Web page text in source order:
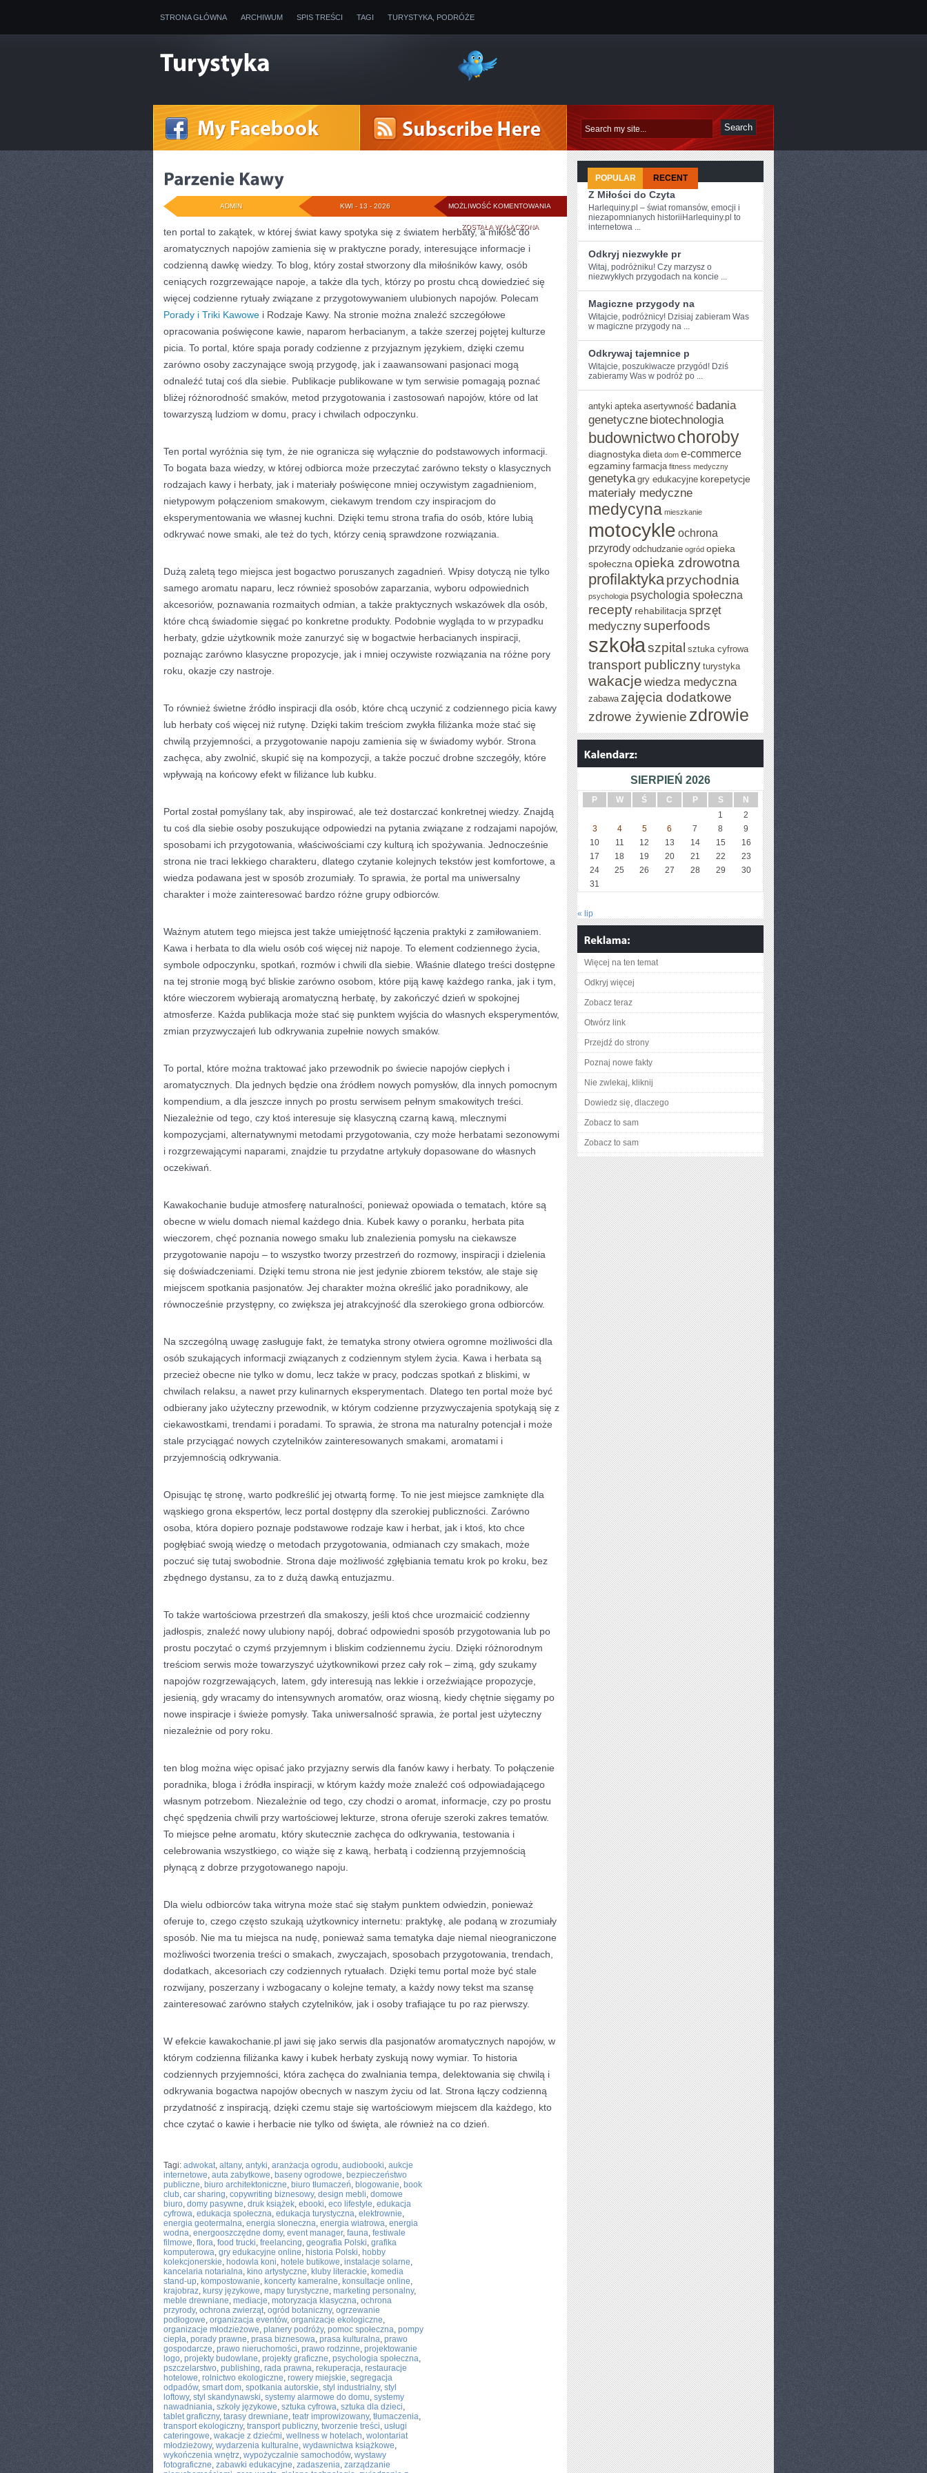
STRONA GŁÓWNA ARCHIWUM SPIS TREŚCI TAGI TURYSTYKA, PODRÓŻE
MOŻLIWOŚĆ KOMENTOWANIA PARZENIE
KAWY
ZOSTAŁA WYŁĄCZONA
KWI - 13 - 2026
ADMIN
ten portal to zakątek, w której świat kawy spotyka się z światem herbaty, a miłość do
aromatycznych napojów zamienia się w praktyczne porady, interesujące informacje i
codzienną dawkę wiedzy. To blog, który został stworzony dla miłośników kawy, osób
ceniących rozgrzewające napoje, a także dla tych, którzy po prostu chcą dowiedzieć się
więcej codzienne rytuały związane z przygotowywaniem ulubionych napojów. Polecam
Porady i Triki Kawowe i Rodzaje Kawy. Na stronie można znaleźć szczegółowe
opracowania poświęcone kawie, naparom herbacianym, a także szerzej pojętej kulturze
picia. To portal, które spaja porady codzienne z przyjaznym językiem, dzięki czemu
zarówno osoby zaczynające swoją przygodę, jak i zaawansowani pasjonaci mogą
odnaleźć tutaj coś dla siebie. Publikacje publikowane w tym serwisie pomagają poznać
bliżej różnorodność smaków, metod przygotowania i zastosowań napojów, które od lat
towarzyszą ludziom w domu, pracy i chwilach odpoczynku.
Ten portal wyróżnia się tym, że nie ogranicza się wyłącznie do podstawowych informacji.
To bogata baza wiedzy, w której odbiorca może przeczytać zarówno teksty o klasycznych
rodzajach kawy i herbaty, jak i materiały poświęcone mniej oczywistym zagadnieniom,
nietypowym połączeniom smakowym, ciekawym trendom czy inspiracjom do
eksperymentowania we własnej kuchni. Dzięki temu strona trafia do osób, które lubią
odkrywać nowe smaki, ale też do tych, którzy cenią sprawdzone rozwiązania.
Dużą zaletą tego miejsca jest bogactwo poruszanych zagadnień. Wpisy dotyczą nie tylko
samego aromatu naparu, lecz również sposobów zaparzania, wyboru odpowiednich
akcesoriów, poznawania rozmaitych odmian, a także praktycznych wskazówek dla osób,
które chcą świadomie sięgać po konkretne produkty. Podobnie wygląda to w przypadku
herbaty, gdzie użytkownik może zanurzyć się w bogactwie herbacianych inspiracji,
poznając zarówno klasyczne propozycje, jak i mniej oczywiste rozwiązania na różne pory
roku, okazje czy nastroje.
To również świetne źródło inspiracji dla osób, które chcą uczynić z codziennego picia kawy
lub herbaty coś więcej niż rutynę. Dzięki takim treściom zwykła filiżanka może stać się
chwilą przyjemności, a przygotowanie napoju zamienia się w świadomy wybór. Strona
zachęca, aby zwolnić, skupić się na kompozycji, a także poczuć drobne szczegóły, które
wpływają na końcowy efekt w filiżance lub kubku.
Portal został pomyślany tak, aby inspirować, ale też dostarczać konkretnej wiedzy. Znajdą
tu coś dla siebie osoby poszukujące odpowiedzi na pytania związane z rodzajami napojów,
sposobami ich przygotowania, właściwościami czy kulturą ich spożywania. Jednocześnie
strona nie traci lekkiego charakteru, dlatego czytanie kolejnych tekstów jest komfortowe, a
wiedza podawana jest w sposób zrozumiały. To sprawia, że portal ma uniwersalny
charakter i może zainteresować bardzo różne grupy odbiorców.
Ważnym atutem tego miejsca jest także umiejętność łączenia praktyki z zamiłowaniem.
Kawa i herbata to dla wielu osób coś więcej niż napoje. To element codziennego życia,
symbole odpoczynku, spotkań, rozmów i chwili dla siebie. Właśnie dlatego treści dostępne
na tej stronie mogą być bliskie zarówno osobom, które piją kawę każdego ranka, jak i tym,
które wieczorem wybierają aromatyczną herbatę, by zakończyć dzień w spokojnej
atmosferze. Każda publikacja może stać się punktem wyjścia do własnych eksperymentów,
zmian przyzwyczajeń lub odkrywania zupełnie nowych smaków.
To portal, które można traktować jako przewodnik po świecie napojów ciepłych i
aromatycznych. Dla jednych będzie ona źródłem nowych pomysłów, dla innych pomocnym
kompendium, a dla jeszcze innych po prostu serwisem pełnym smakowitych treści.
Niezależnie od tego, czy ktoś interesuje się klasyczną czarną kawą, mlecznymi
kompozycjami, alternatywnymi metodami przygotowania, czy może herbatami sezonowymi
i rozgrzewającymi naparami, znajdzie tu przydatne artykuły dopasowane do własnych
oczekiwań.
Kawakochanie buduje atmosferę naturalności, ponieważ opowiada o tematach, które są
obecne w wielu domach niemal każdego dnia. Kubek kawy o poranku, herbata pita
wieczorem, chęć poznania nowego smaku lub znalezienia pomysłu na ciekawsze
przygotowanie napoju – to wszystko tworzy przestrzeń do rozmowy, inspiracji i dzielenia
się doświadczeniami. Dzięki temu strona nie jest jedynie zbiorem tekstów, ale staje się
miejscem spotkania pasjonatów. Jej charakter można określić jako poradnikowy, ale
równocześnie przystępny, co zwiększa jej atrakcyjność dla szerokiego grona odbiorców.
Na szczególną uwagę zasługuje fakt, że tematyka strony otwiera ogromne możliwości dla
osób szukających informacji związanych z codziennym stylem życia. Kawa i herbata są
przecież obecne nie tylko w domu, lecz także w pracy, podczas spotkań z bliskimi, w
chwilach relaksu, a nawet przy kulinarnych eksperymentach. Dlatego ten portal może być
odbierany jako użyteczny przewodnik, w którym codzienne przyzwyczajenia spotykają się z
ciekawostkami, trendami i poradami. To sprawia, że strona ma naturalny potencjał i może
stale przyciągać nowych czytelników zainteresowanych smakami, aromatami i
przyjemnością odkrywania.
Opisując tę stronę, warto podkreślić jej otwartą formę. To nie jest miejsce zamknięte dla
wąskiego grona ekspertów, lecz portal dostępny dla szerokiej publiczności. Zarówno
osoba, która dopiero poznaje podstawowe rodzaje kaw i herbat, jak i ktoś, kto chce
pogłębiać swoją wiedzę o metodach przygotowania, odmianach czy smakach, może
poczuć się tutaj swobodnie. Strona daje możliwość zgłębiania tematu krok po kroku, bez
zbędnego dystansu, za to z dużą dawką entuzjazmu.
To także wartościowa przestrzeń dla smakoszy, jeśli ktoś chce urozmaicić codzienny
jadłospis, znaleźć nowy ulubiony napój, dobrać odpowiedni sposób przygotowania lub po
prostu poczytać o czymś przyjemnym i bliskim codziennemu życiu. Dzięki różnorodnym
treściom serwis może towarzyszyć użytkownikowi przez cały rok – zimą, gdy szukamy
napojów rozgrzewających, latem, gdy interesują nas lekkie i orzeźwiające propozycje,
jesienią, gdy wracamy do intensywnych aromatów, oraz wiosną, kiedy chętnie sięgamy po
nowe inspiracje i świeże pomysły. Taka uniwersalność sprawia, że portal jest użyteczny
niezależnie od pory roku.
ten blog można więc opisać jako przyjazny serwis dla fanów kawy i herbaty. To połączenie
poradnika, bloga i źródła inspiracji, w którym każdy może znaleźć coś odpowiadającego
własnym potrzebom. Niezależnie od tego, czy chodzi o aromat, informacje, czy po prostu
chęć spędzenia chwili przy wartościowej lekturze, strona oferuje szeroki zakres tematów.
To miejsce pełne aromatu, który skutecznie zachęca do odkrywania, testowania i
celebrowania wszystkiego, co wiąże się z kawą, herbatą i codzienną przyjemnością
płynącą z dobrze przygotowanego napoju.
Dla wielu odbiorców taka witryna może stać się stałym punktem odwiedzin, ponieważ
oferuje to, czego często szukają użytkownicy internetu: praktykę, ale podaną w zrozumiały
sposób. Nie ma tu miejsca na nudę, ponieważ sama tematyka daje niemal nieograniczone
możliwości tworzenia treści o smakach, zwyczajach, sposobach przygotowania, trendach,
dodatkach, akcesoriach czy codziennych rytuałach. Dzięki temu portal może być stale
rozwijany, poszerzany i wzbogacany o kolejne tematy, a każdy nowy tekst ma szansę
zainteresować zarówno stałych czytelników, jak i osoby trafiające tu po raz pierwszy.
W efekcie kawakochanie.pl jawi się jako serwis dla pasjonatów aromatycznych napojów, w
którym codzienna filiżanka kawy i kubek herbaty zyskują nowy wymiar. To historia
codziennych przyjemności, która zachęca do zwalniania tempa, delektowania się chwilą i
odkrywania bogactwa napojów obecnych w naszym życiu od lat. Strona łączy codzienną
przydatność z inspiracją, dzięki czemu staje się wartościowym miejscem dla każdego, kto
chce czytać o kawie i herbacie nie tylko od święta, ale również na co dzień.
Tagi: adwokat, altany, antyki, aranżacja ogrodu, audiobooki, aukcje
internetowe, auta zabytkowe, baseny ogrodowe, bezpieczeństwo
publiczne, biuro architektoniczne, biuro tłumaczeń, blogowanie, book
club, car sharing, copywriting biznesowy, design mebli, domowe
biuro, domy pasywne, druk książek, ebooki, eco lifestyle, edukacja
cyfrowa, edukacja społeczna, edukacja turystyczna, elektrownie,
energia geotermalna, energia słoneczna, energia wiatrowa, energia
wodna, energooszczędne domy, event manager, fauna, festiwale
filmowe, flora, food trucki, freelancing, geografia Polski, grafika
komputerowa, gry edukacyjne online, historia Polski, hobby
kolekcjonerskie, hodowla koni, hotele butikowe, instalacje solarne,
kancelaria notarialna, kino artystyczne, kluby literackie, komedia
stand-up, kompostowanie, koncerty kameralne, konsultacje online,
krajobraz, kursy językowe, mapy turystyczne, marketing personalny,
meble drewniane, mediacje, motoryzacja klasyczna, ochrona
przyrody, ochrona zwierząt, ogród botaniczny, ogrzewanie
podłogowe, organizacja eventów, organizacje ekologiczne,
organizacje młodzieżowe, planery podróży, pomoc społeczna, pompy
ciepła, porady prawne, prasa biznesowa, prasa kulturalna, prawo
gospodarcze, prawo nieruchomości, prawo rodzinne, projektowanie
logo, projekty budowlane, projekty graficzne, psychologia społeczna,
pszczelarstwo, publishing, rada prawna, rekuperacja, restauracje
hotelowe, rolnictwo ekologiczne, rowery miejskie, segregacja
odpadów, smart dom, spotkania autorskie, styl industrialny, styl
loftowy, styl skandynawski, systemy alarmowe do domu, systemy
nawadniania, szkoły językowe, sztuka cyfrowa, sztuka dla dzieci,
tablet graficzny, tarasy drewniane, teatr improwizowany, tłumaczenia,
transport ekologiczny, transport publiczny, tworzenie treści, usługi
cateringowe, wakacje z dziećmi, wellness w hotelach, wolontariat
młodzieżowy, wydarzenia kulturalne, wydawnictwa książkowe,
wykończenia wnętrz, wypożyczalnie samochodów, wystawy
fotograficzne, zabawki edukacyjne, zadaszenia, zarządzanie
POPULAR RECENT
Z Miłości do Czyta
Harlequiny.pl – świat romansów, emocji i
niezapomnianych historiiHarlequiny.pl to
internetowa ...
Odkryj niezwykłe pr
Witaj, ⁣podróżniku! Czy marzysz ⁤o
niezwykłych przygodach na koncie‍ ...
Magiczne przygody na
Witajcie, podróżnicy!⁤ Dzisiaj zabieram Was
w magiczne przygody⁢ na ...
Odkrywaj tajemnice p
Witajcie, poszukiwacze przygód! Dziś
zabieramy Was w podróż po ...
antyki apteka asertywność badania
genetyczne biotechnologia
budownictwochoroby
diagnostyka dieta dom e-commerce
egzaminy farmacja fitness medyczny
genetyka gry edukacyjne korepetycje
materiały medyczne
medycyna mieszkanie
motocykle ochrona
przyrody odchudzanie ogród opieka
społeczna opieka zdrowotna
profilaktykaprzychodnia
psychologia psychologia społeczna
recepty rehabilitacja sprzęt
medycznysuperfoods
szkołaszpital sztuka cyfrowa
transport publiczny turystyka
wakacje wiedza medyczna
zabawa zajęcia dodatkowe
zdrowe żywienie zdrowie
SIERPIEŃ 2026
P W Ś C P S
N
1
2
3
4 5 6 7 8
9
10
11 12 13 14 15
16
17
18 19 20 21 22
23
24
25 26 27 28 29
30
31
« lip
Więcej na ten temat
Odkryj więcej
Zobacz teraz
Otwórz link
Przejdź do strony
Poznaj nowe fakty
Nie zwlekaj, kliknij
Dowiedz się, dlaczego
Zobacz to sam
Zobacz to sam